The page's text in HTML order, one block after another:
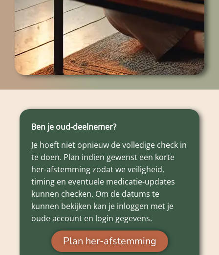
Ben je oud-deelnemer?
Je hoeft niet opnieuw de volledige check in
te doen. Plan indien gewenst een korte
her-afstemming zodat we veiligheid,
timing en eventuele medicatie-updates
kunnen checken. Om de datums te
kunnen bekijken kan je inloggen met je
oude account en login gegevens.
Plan her-afstemming